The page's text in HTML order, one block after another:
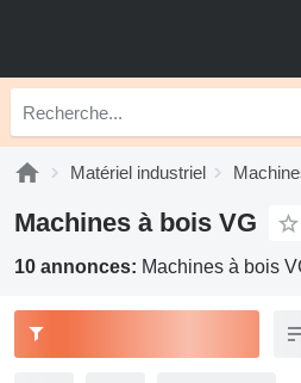
Matériel industriel
Machines à bois VG
10 annonces: Machines à bois